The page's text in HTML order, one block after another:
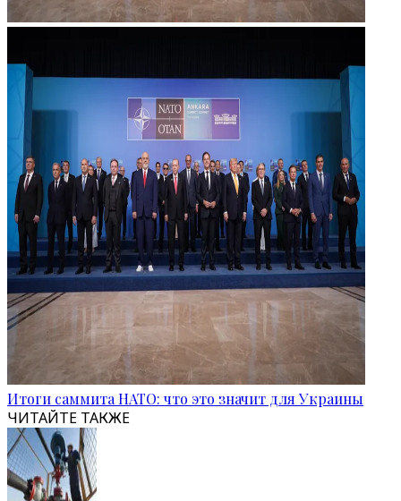
Итоги саммита НАТО: что это значит для Украины
ЧИТАЙТЕ ТАКЖЕ